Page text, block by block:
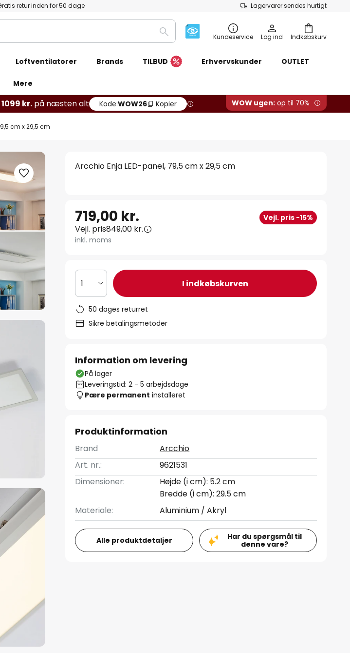
retur inden for 50 dage Lagervarer sendes hurtigt
Indkøbskurv
Søg Kundeservice Log ind
Loftventilatorer Brands TILBUD Erhvervskunder OUTLET
Mere
kr. på næsten alt Kode:WOW26 Kopier WOW ugen: op til 70%
cm x 29,5 cm
Arcchio Enja LED-panel, 79,5 cm x 29,5 cm
719,00 kr. Vejl. pris -15%
Vejl. pris849,00 kr.
inkl. moms
1 I indkøbskurven
50 dages returret
Sikre betalingsmetoder
Information om levering
På lager
Leveringstid: 2 - 5 arbejdsdage
Pære permanent installeret
Produktinformation
Brand
Arcchio
Art. nr.:
9621531
Dimensioner:
Højde (i cm): 5.2 cm
Bredde (i cm): 29.5 cm
Materiale:
Aluminium / Akryl
Alle produktdetaljer
Har du spørgsmål til
denne vare?